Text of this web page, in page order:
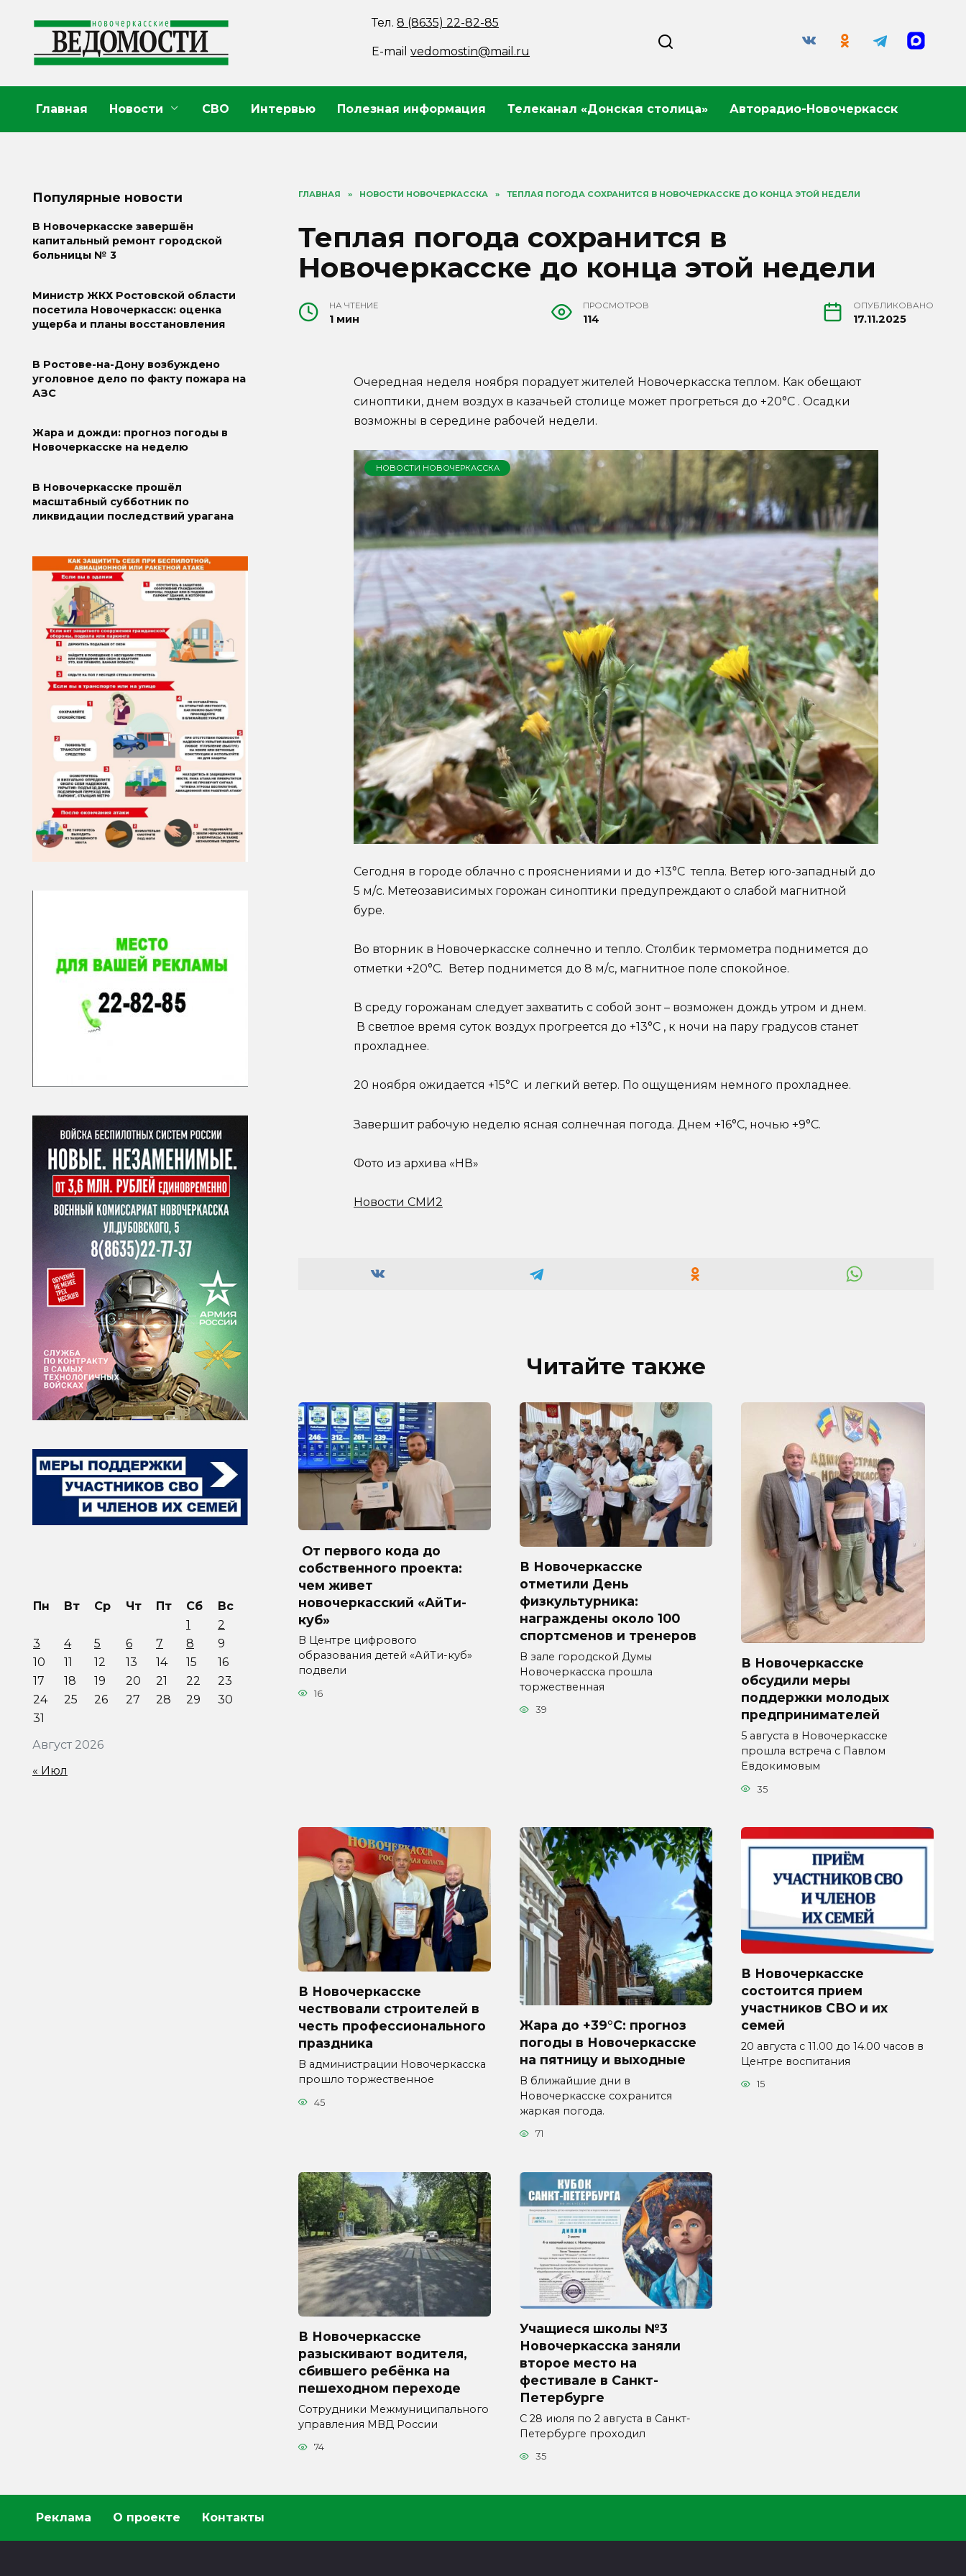
содержанию
Тел.8 (8635) 22-82-85
E-mailvedomostin@mail.ru
Главная Новости СВО Интервью Полезная информация Телеканал «Донская столица» Авторадио-Новочеркасск
ГЛАВНАЯ » НОВОСТИ НОВОЧЕРКАССКА » ТЕПЛАЯ ПОГОДА СОХРАНИТСЯ В НОВОЧЕРКАССКЕ ДО КОНЦА ЭТОЙ НЕДЕЛИ
Теплая погода сохранится в
Новочеркасске до конца этой недели
НА ЧТЕНИЕ
1 мин
ПРОСМОТРОВ
114
ОПУБЛИКОВАНО
17.11.2025
Очередная неделя ноября порадует жителей Новочеркасска теплом. Как обещают
синоптики, днем воздух в казачьей столице может прогреться до +20°С . Осадки
возможны в середине рабочей недели.
НОВОСТИ НОВОЧЕРКАССКА
Сегодня в городе облачно с прояснениями и до +13°С тепла. Ветер юго-западный до
5 м/с. Метеозависимых горожан синоптики предупреждают о слабой магнитной
буре.
Во вторник в Новочеркасске солнечно и тепло. Столбик термометра поднимется до
отметки +20°С. Ветер поднимется до 8 м/с, магнитное поле спокойное.
В среду горожанам следует захватить с собой зонт – возможен дождь утром и днем.
В светлое время суток воздух прогреется до +13°С , к ночи на пару градусов станет
прохладнее.
20 ноября ожидается +15°С и легкий ветер. По ощущениям немного прохладнее.
Завершит рабочую неделю ясная солнечная погода. Днем +16°С, ночью +9°С.
Фото из архива «НВ»
Новости СМИ2
Читайте также
От первого кода до
собственного проекта:
чем живет
новочеркасский «АйТи-
куб»
В Центре цифрового
образования детей «АйТи-куб»
подвели
16
В Новочеркасске
отметили День
физкультурника:
награждены около 100
спортсменов и тренеров
В зале городской Думы
Новочеркасска прошла
торжественная
39
В Новочеркасске
обсудили меры
поддержки молодых
предпринимателей
5 августа в Новочеркасске
прошла встреча с Павлом
Евдокимовым
35
В Новочеркасске
чествовали строителей в
честь профессионального
праздника
В администрации Новочеркасска
прошло торжественное
45
Жара до +39°C: прогноз
погоды в Новочеркасске
на пятницу и выходные
В ближайшие дни в
Новочеркасске сохранится
жаркая погода.
71
В Новочеркасске
состоится прием
участников СВО и их
семей
20 августа с 11.00 до 14.00 часов в
Центре воспитания
15
В Новочеркасске
разыскивают водителя,
сбившего ребёнка на
пешеходном переходе
Сотрудники Межмуниципального
управления МВД России
74
Учащиеся школы №3
Новочеркасска заняли
второе место на
фестивале в Санкт-
Петербурге
С 28 июля по 2 августа в Санкт-
Петербурге проходил
35
Популярные новости
В Новочеркасске завершён
капитальный ремонт городской
больницы № 3
Министр ЖКХ Ростовской области
посетила Новочеркасск: оценка
ущерба и планы восстановления
В Ростове-на-Дону возбуждено
уголовное дело по факту пожара на
АЗС
Жара и дожди: прогноз погоды в
Новочеркасске на неделю
В Новочеркасске прошёл
масштабный субботник по
ликвидации последствий урагана
Август 2026
Пн Вт Ср Чт Пт Сб
Вс
1
2
3
4 5 6 7 8
9
10
11 12 13 14 15
16
17
18 19 20 21 22
23
24
25 26 27 28 29
30
31
« Июл
Реклама О проекте Контакты